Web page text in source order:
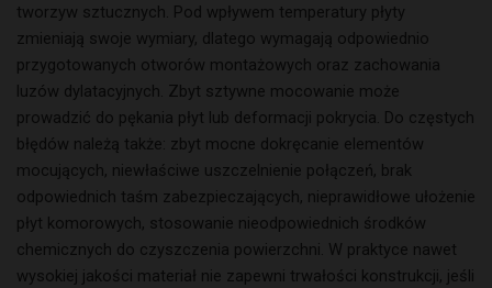
tworzyw sztucznych. Pod wpływem temperatury płyty
zmieniają swoje wymiary, dlatego wymagają odpowiednio
przygotowanych otworów montażowych oraz zachowania
luzów dylatacyjnych. Zbyt sztywne mocowanie może
prowadzić do pękania płyt lub deformacji pokrycia. Do częstych
błędów należą także: zbyt mocne dokręcanie elementów
mocujących, niewłaściwe uszczelnienie połączeń, brak
odpowiednich taśm zabezpieczających, nieprawidłowe ułożenie
płyt komorowych, stosowanie nieodpowiednich środków
chemicznych do czyszczenia powierzchni. W praktyce nawet
wysokiej jakości materiał nie zapewni trwałości konstrukcji, jeśli